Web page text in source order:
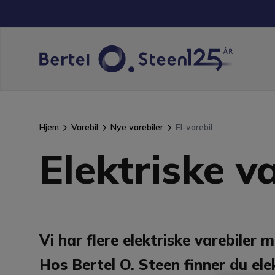
Hjem Varebil Nye varebiler El-varebil
Elektriske
Vi har flere elektriske varebiler
Hos Bertel O. Steen finner du